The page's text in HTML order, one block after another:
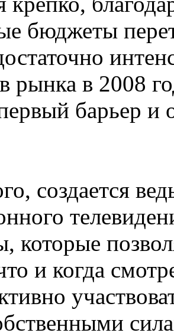
бюджеты
рынка в 2008
барьер и
создается
которые
и когда